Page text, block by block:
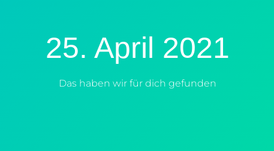
25. April 2021
Das haben wir für dich gefunden